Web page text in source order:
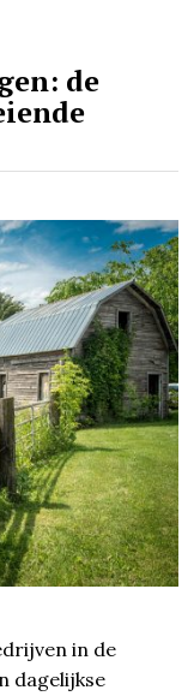
de
in de
dagelijkse